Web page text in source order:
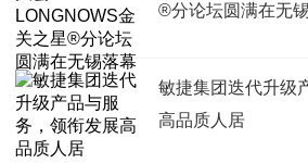
®分论坛圆满在无
敏捷集团迭代升级
高品质人居